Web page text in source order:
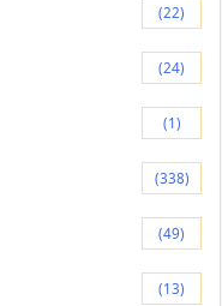
(22)
(24)
(1)
(338)
(49)
(13)